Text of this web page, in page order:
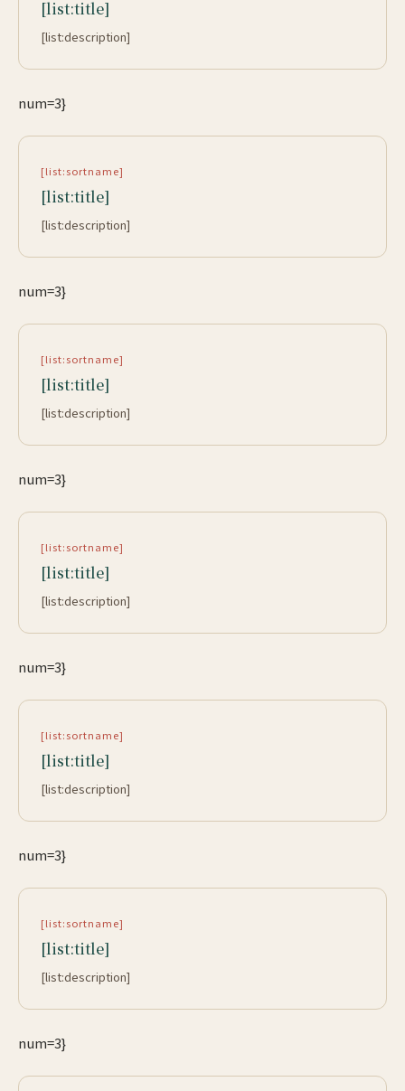
[list:title]
[list:description]
num=3}
[list:sortname]
[list:title]
[list:description]
num=3}
[list:sortname]
[list:title]
[list:description]
num=3}
[list:sortname]
[list:title]
[list:description]
num=3}
[list:sortname]
[list:title]
[list:description]
num=3}
[list:sortname]
[list:title]
[list:description]
num=3}